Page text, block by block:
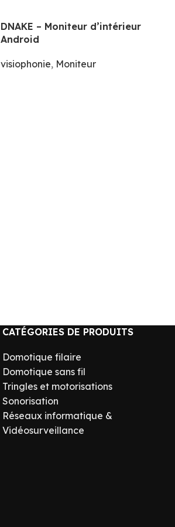
DNAKE – Moniteur d’intérieur
Android
visiophonie, Moniteur
CATÉGORIES DE PRODUITS
Domotique filaire
Domotique sans fil
Tringles et motorisations
Sonorisation
Réseaux informatique &
Vidéosurveillance